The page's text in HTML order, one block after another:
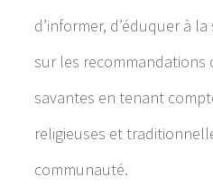
d’informer, d’éduquer à
sur les recommandations
savantes en tenant
religieuses et
communauté.